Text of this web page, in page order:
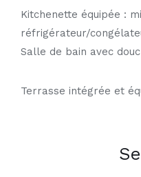
Kitchenette équipée :
réfrigérateur/
Salle de bain avec
Terrasse intégrée et